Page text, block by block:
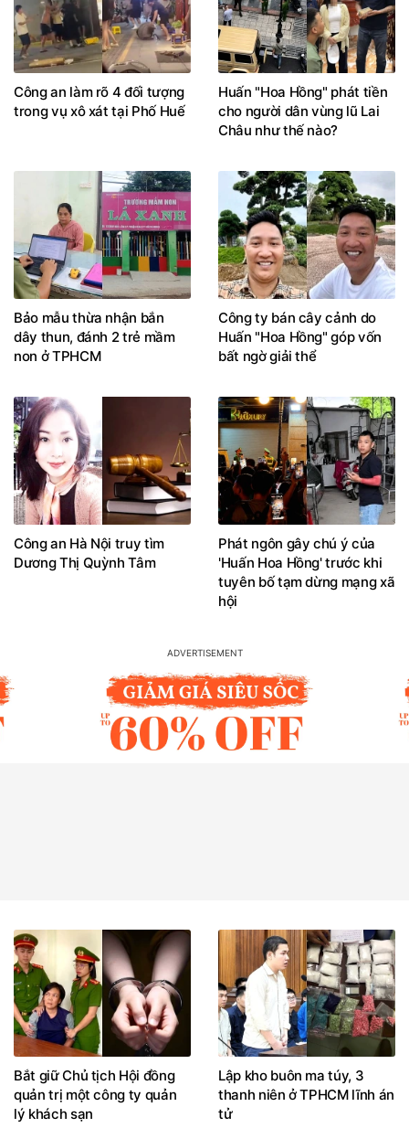
Công an làm rõ 4 đối tượng
trong vụ xô xát tại Phố Huế
Huấn "Hoa Hồng" phát tiền
cho người dân vùng lũ Lai
Châu như thế nào?
Bảo mẫu thừa nhận bắn
dây thun, đánh 2 trẻ mầm
non ở TPHCM
Công ty bán cây cảnh do
Huấn "Hoa Hồng" góp vốn
bất ngờ giải thể
Công an Hà Nội truy tìm
Dương Thị Quỳnh Tâm
Phát ngôn gây chú ý của
'Huấn Hoa Hồng' trước khi
tuyên bố tạm dừng mạng xã
hội
Bắt giữ Chủ tịch Hội đồng
quản trị một công ty quản
lý khách sạn
Lập kho buôn ma túy, 3
thanh niên ở TPHCM lĩnh án
tử